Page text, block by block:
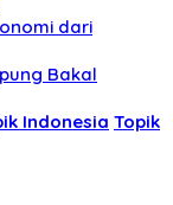
dari
Bakal
Indonesia Topik